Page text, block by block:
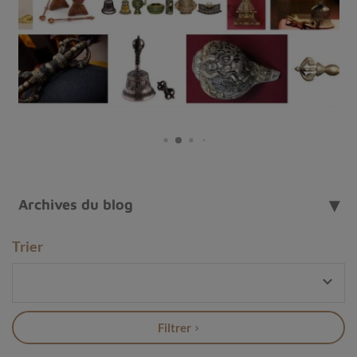
Quelles sont les vertus des bagues en pierre
naturelle ?
Archives du blog
Trier

Filtrer